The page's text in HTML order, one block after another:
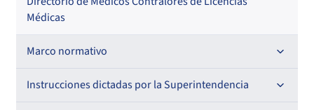
Médicas
Marco normativo
Leyes
Instrucciones dictadas por la Superintendencia